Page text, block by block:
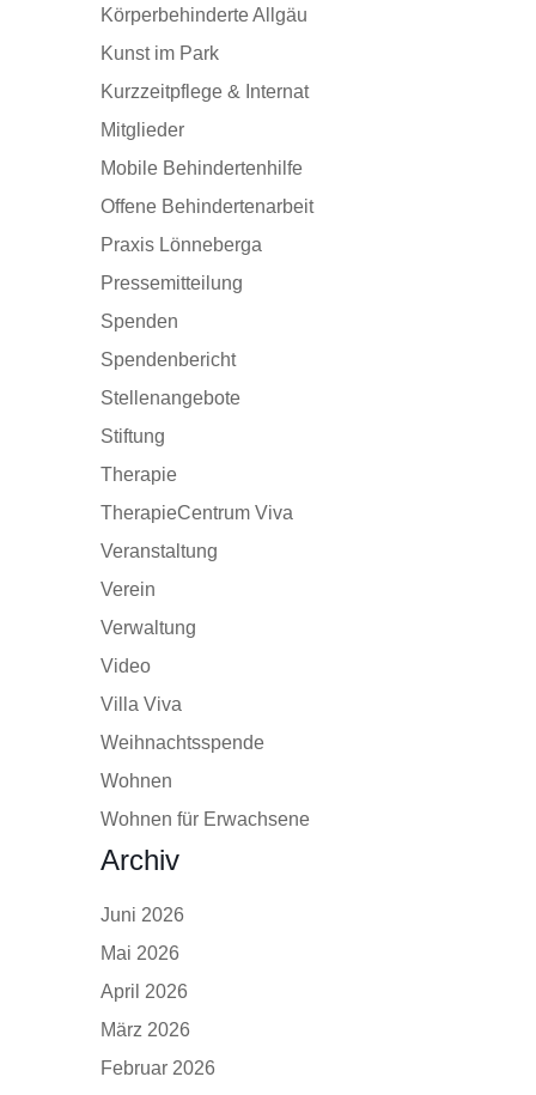
Körperbehinderte Allgäu
Kunst im Park
Kurzzeitpflege & Internat
Mitglieder
Mobile Behindertenhilfe
Offene Behindertenarbeit
Praxis Lönneberga
Pressemitteilung
Spenden
Spendenbericht
Stellenangebote
Stiftung
Therapie
TherapieCentrum Viva
Veranstaltung
Verein
Verwaltung
Video
Villa Viva
Weihnachtsspende
Wohnen
Wohnen für Erwachsene
Archiv
Juni 2026
Mai 2026
April 2026
März 2026
Februar 2026